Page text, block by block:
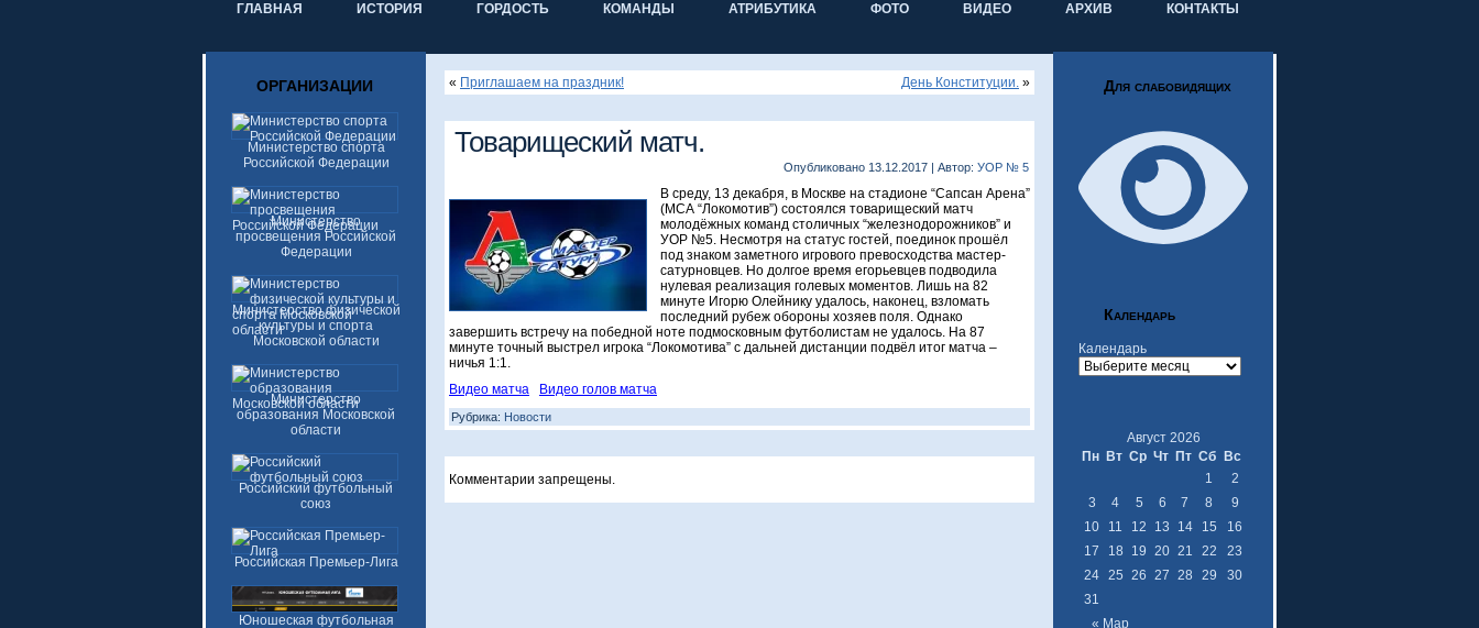
ГЛАВНАЯ ИСТОРИЯ ГОРДОСТЬ КОМАНДЫ АТРИБУТИКА ФОТО ВИДЕО АРХИВ КОНТАКТЫ
ОРГАНИЗАЦИИ
Министерство спорта
Российской Федерации
Министерство
просвещения Российской
Федерации
Министерство физической
культуры и спорта
Московской области
Министерство
образования Московской
области
Российский футбольный
союз
Российская Премьер-Лига
Юношеская футбольная
« Приглашаем на праздник! День Конституции. »
Товарищеский матч.
Опубликовано 13.12.2017 | Автор: УОР № 5
В среду, 13 декабря, в Москве на стадионе “Сапсан Арена”
(МСА “Локомотив”) состоялся товарищеский матч
молодёжных команд столичных “железнодорожников” и
УОР №5. Несмотря на статус гостей, поединок прошёл
под знаком заметного игрового превосходства мастер-
сатурновцев. Но долгое время егорьевцев подводила
нулевая реализация голевых моментов. Лишь на 82
минуте Игорю Олейнику удалось, наконец, взломать
последний рубеж обороны хозяев поля. Однако
завершить встречу на победной ноте подмосковным футболистам не удалось. На 87
минуте точный выстрел игрока “Локомотива” с дальней дистанции подвёл итог матча –
ничья 1:1.
Видео матча
Видео голов матча
Рубрика: Новости
Комментарии запрещены.
Для слабовидящих
Календарь
Календарь
Август 2026
Пн Вт Ср Чт Пт Сб Вс
« Мар
1
2
3
4 5 6 7 8
9
10
11 12 13 14 15
16
17
18 19 20 21 22
23
24 25 26 27 28 29
30
31